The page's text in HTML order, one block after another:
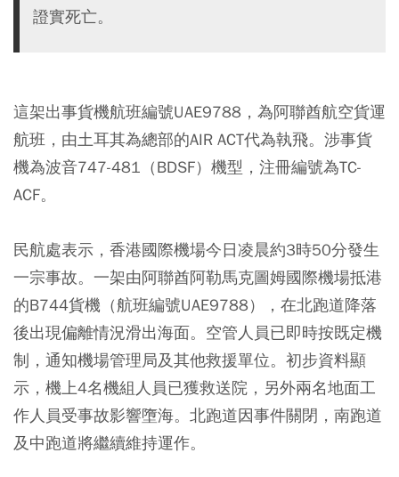
證實死亡。
這架出事貨機航班編號UAE9788，為阿聯酋航空貨運
航班，由土耳其為總部的AIR ACT代為執飛。涉事貨
機為波音747-481（BDSF）機型，注冊編號為TC-
ACF。
民航處表示，香港國際機場今日凌晨約3時50分發生
一宗事故。一架由阿聯酋阿勒馬克圖姆國際機場抵港
的B744貨機（航班編號UAE9788），在北跑道降落
後出現偏離情況滑出海面。空管人員已即時按既定機
制，通知機場管理局及其他救援單位。初步資料顯
示，機上4名機組人員已獲救送院，另外兩名地面工
作人員受事故影響墮海。北跑道因事件關閉，南跑道
及中跑道將繼續維持運作。